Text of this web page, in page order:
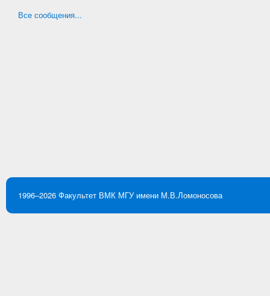
Все сообщения...
1996–2026 Факультет ВМК МГУ имени М.В.Ломоносова